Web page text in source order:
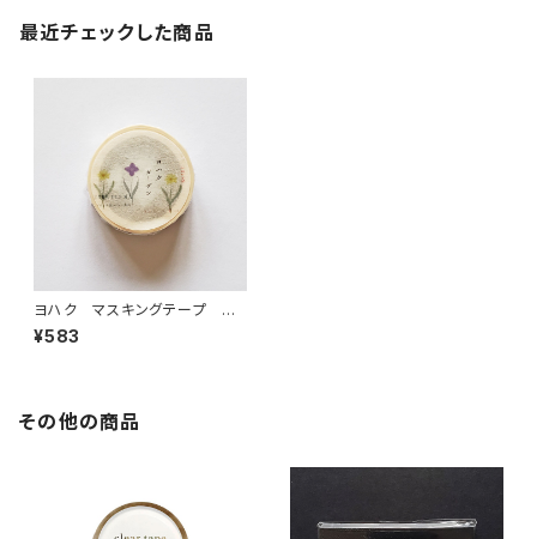
最近チェックした商品
ヨハク マスキングテープ ガ
ーデン Y-164
¥583
その他の商品